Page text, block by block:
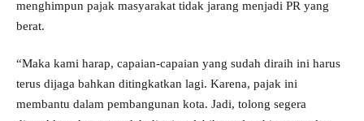
menghimpun pajak masyarakat tidak jarang menjadi PR yang
berat.
“Maka kami harap, capaian-capaian yang sudah diraih ini harus
terus dijaga bahkan ditingkatkan lagi. Karena, pajak ini
membantu dalam pembangunan kota. Jadi, tolong segera